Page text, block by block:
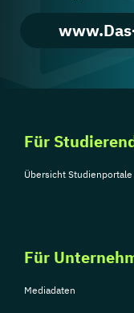
Für
Übersicht Studienportale
Für
Mediadaten